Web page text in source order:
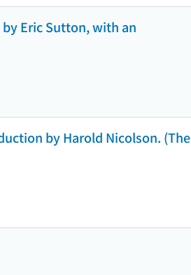
Eric Sutton, with an
by Harold Nicolson. (The